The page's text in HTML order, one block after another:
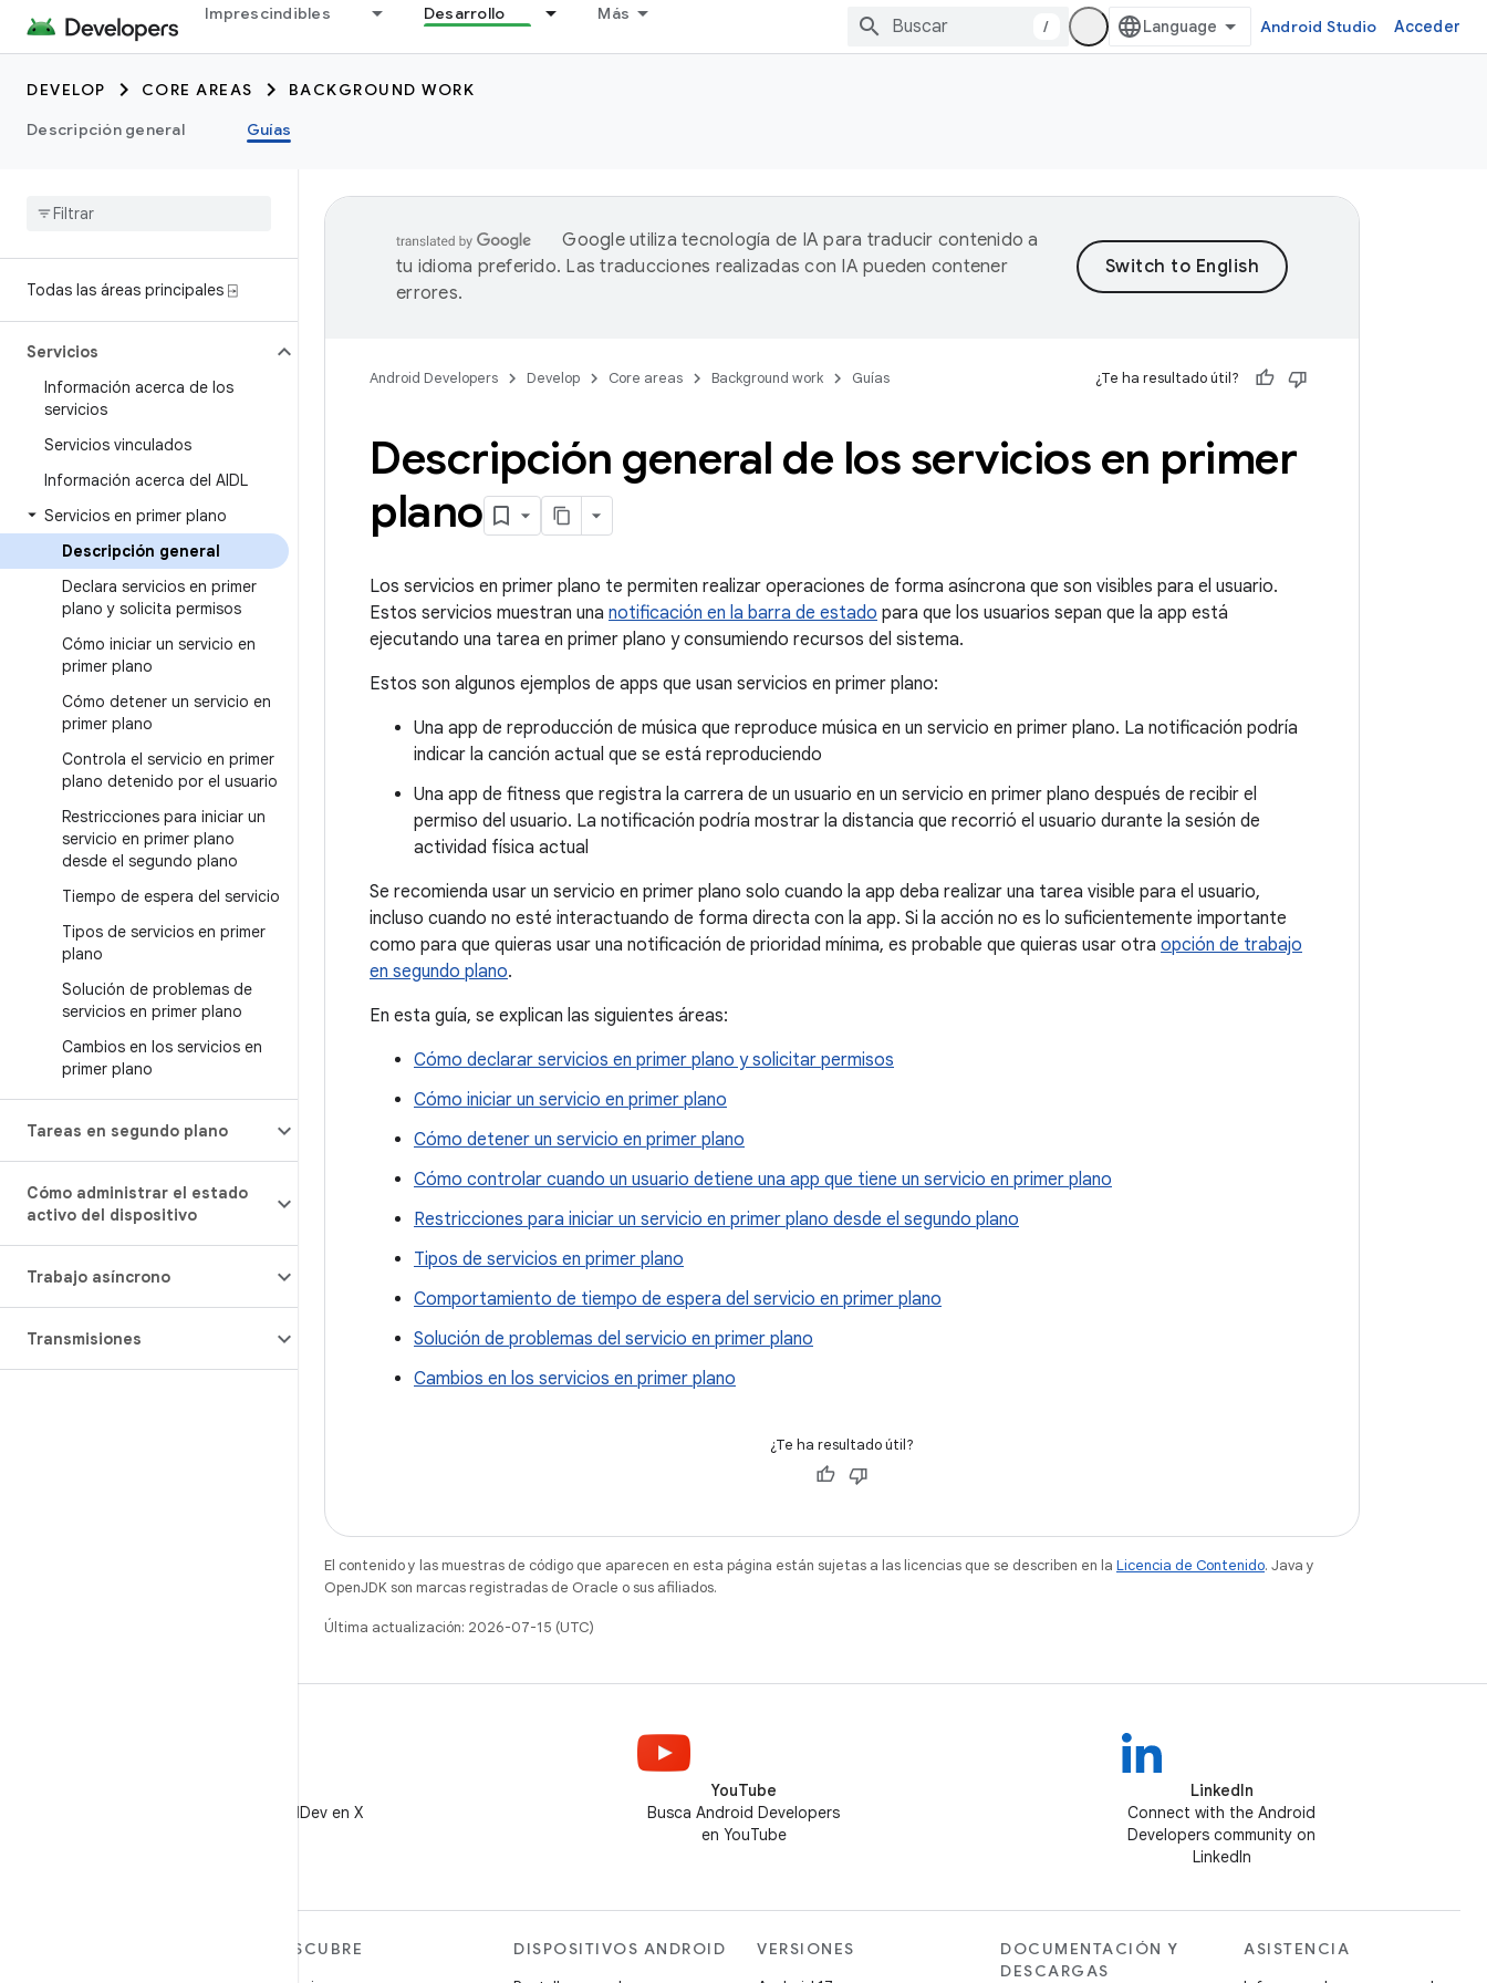
Imprescindibles Desarrollo Más
/ Android Studio Acceder
DEVELOP CORE AREAS
BACKGROUND WORK
Descripción general
Guías
Todas las áreas principales ⍈
Servicios
Información acerca de los
servicios
Servicios vinculados
Información acerca del AIDL
Servicios en primer plano
Descripción general
Declara servicios en primer
plano y solicita permisos
Cómo iniciar un servicio en
primer plano
Cómo detener un servicio en
primer plano
Controla el servicio en primer
plano detenido por el usuario
Restricciones para iniciar un
servicio en primer plano
desde el segundo plano
Tiempo de espera del servicio
Tipos de servicios en primer
plano
Solución de problemas de
servicios en primer plano
Cambios en los servicios en
primer plano
Tareas en segundo plano
Cómo administrar el estado
activo del dispositivo
Trabajo asíncrono
Transmisiones
Google utiliza tecnología de IA para traducir contenido a
tu idioma preferido. Las traducciones realizadas con IA pueden contener
errores.
Android Developers Develop Core areas Background work Guías ¿Te ha resultado útil?
Descripción general de los servicios en primer
plano
Los servicios en primer plano te permiten realizar operaciones de forma asíncrona que son visibles para el usuario.
Estos servicios muestran una notificación en la barra de estado para que los usuarios sepan que la app está
ejecutando una tarea en primer plano y consumiendo recursos del sistema.
Estos son algunos ejemplos de apps que usan servicios en primer plano:
Una app de reproducción de música que reproduce música en un servicio en primer plano. La notificación podría
indicar la canción actual que se está reproduciendo
Una app de fitness que registra la carrera de un usuario en un servicio en primer plano después de recibir el
permiso del usuario. La notificación podría mostrar la distancia que recorrió el usuario durante la sesión de
actividad física actual
Se recomienda usar un servicio en primer plano solo cuando la app deba realizar una tarea visible para el usuario,
incluso cuando no esté interactuando de forma directa con la app. Si la acción no es lo suficientemente importante
como para que quieras usar una notificación de prioridad mínima, es probable que quieras usar otra opción de trabajo
en segundo plano.
En esta guía, se explican las siguientes áreas:
Cómo declarar servicios en primer plano y solicitar permisos
Cómo iniciar un servicio en primer plano
Cómo detener un servicio en primer plano
Cómo controlar cuando un usuario detiene una app que tiene un servicio en primer plano
Restricciones para iniciar un servicio en primer plano desde el segundo plano
Tipos de servicios en primer plano
Comportamiento de tiempo de espera del servicio en primer plano
Solución de problemas del servicio en primer plano
Cambios en los servicios en primer plano
¿Te ha resultado útil?
El contenido y las muestras de código que aparecen en esta página están sujetas a las licencias que se describen en la Licencia de Contenido. Java y
OpenJDK son marcas registradas de Oracle o sus afiliados.
Última actualización: 2026-07-15 (UTC)
Sigue a @AndroidDev en X
YouTube
Busca Android Developers
en YouTube
LinkedIn
Connect with the Android
Developers community on
LinkedIn
DESCUBRE
DISPOSITIVOS ANDROID
VERSIONES
DOCUMENTACIÓN Y
DESCARGAS
ASISTENCIA